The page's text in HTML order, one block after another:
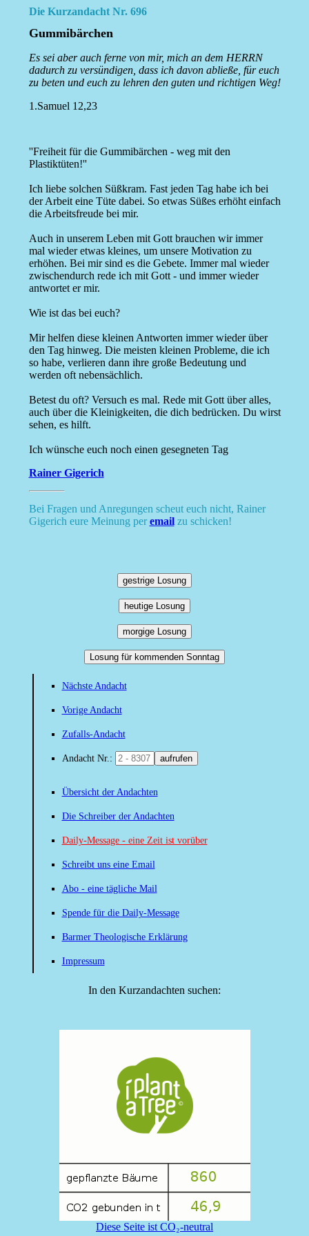
Die Kurzandacht Nr. 696
Gummibärchen
Es sei aber auch ferne von mir, mich an dem HERRN
dadurch zu versündigen, dass ich davon abließe, für euch
zu beten und euch zu lehren den guten und richtigen Weg!
1.Samuel 12,23
''Freiheit für die Gummibärchen - weg mit den
Plastiktüten!''
Ich liebe solchen Süßkram. Fast jeden Tag habe ich bei
der Arbeit eine Tüte dabei. So etwas Süßes erhöht einfach
die Arbeitsfreude bei mir.
Auch in unserem Leben mit Gott brauchen wir immer
mal wieder etwas kleines, um unsere Motivation zu
erhöhen. Bei mir sind es die Gebete. Immer mal wieder
zwischendurch rede ich mit Gott - und immer wieder
antwortet er mir.
Wie ist das bei euch?
Mir helfen diese kleinen Antworten immer wieder über
den Tag hinweg. Die meisten kleinen Probleme, die ich
so habe, verlieren dann ihre große Bedeutung und
werden oft nebensächlich.
Betest du oft? Versuch es mal. Rede mit Gott über alles,
auch über die Kleinigkeiten, die dich bedrücken. Du wirst
sehen, es hilft.
Ich wünsche euch noch einen gesegneten Tag
Rainer Gigerich
Bei Fragen und Anregungen scheut euch nicht, Rainer
Gigerich eure Meinung peremailzu schicken!
gestrige Losung
heutige Losung
morgige Losung
Losung für kommenden Sonntag
Nächste Andacht
Vorige Andacht
Zufalls-Andacht
Andacht Nr.: aufrufen
Übersicht der Andachten
Die Schreiber der Andachten
Daily-Message - eine Zeit ist vorüber
Schreibt uns eine Email
Abo - eine tägliche Mail
Spende für die Daily-Message
Barmer Theologische Erklärung
Impressum
In den Kurzandachten suchen:
Diese Seite ist CO₂-neutral